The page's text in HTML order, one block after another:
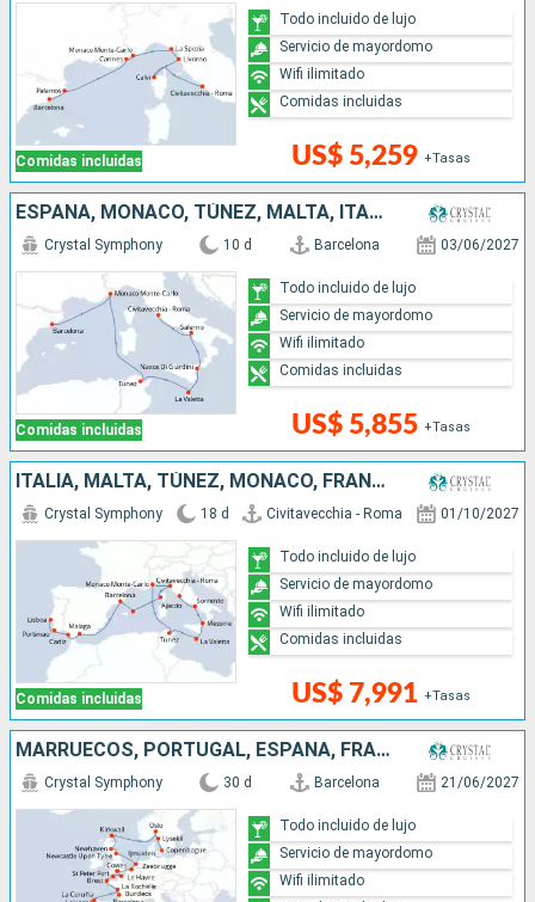
Comidas incluidas US$ 5,259 +Tasas
Todo incluido de lujo
Servicio de mayordomo
Wifi ilimitado
Comidas incluidas
ESPAÑA, MONACO, TÚNEZ, MALTA, ITALIA
Comidas incluidas
Crystal Symphony 10 d Barcelona 03/06/2027
US$ 5,855 +Tasas
Todo incluido de lujo
Servicio de mayordomo
Wifi ilimitado
Comidas incluidas
ITALIA, MALTA, TÚNEZ, MONACO, FRANCIA, ESPAÑA, PORTUGAL
Comidas incluidas
Crystal Symphony 18 d Civitavecchia - Roma 01/10/2027
US$ 7,991 +Tasas
Todo incluido de lujo
Servicio de mayordomo
Wifi ilimitado
Comidas incluidas
MARRUECOS, PORTUGAL, ESPAÑA, FRANCIA, REINO UNIDO, BÉLGICA, PAISES BAJOS, NORUEGA, SUECIA, DINAMARCA
Crystal Symphony 30 d Barcelona 21/06/2027
Todo incluido de lujo
Servicio de mayordomo
Wifi ilimitado